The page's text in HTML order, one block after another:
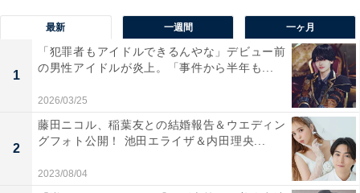
最新 一週間 一ヶ月
1
「犯罪者もアイドルできるんやな」デビュー前
の男性アイドルが炎上。「事件から半年も...
2026/03/25
2
藤田ニコル、稲葉友との結婚報告＆ウエディン
グフォト公開！ 池田エライザ＆内田理央...
2023/08/04